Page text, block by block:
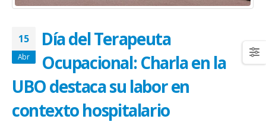
15
Abr
Día del Terapeuta
Ocupacional: Charla en la
UBO destaca su labor en
contexto hospitalario